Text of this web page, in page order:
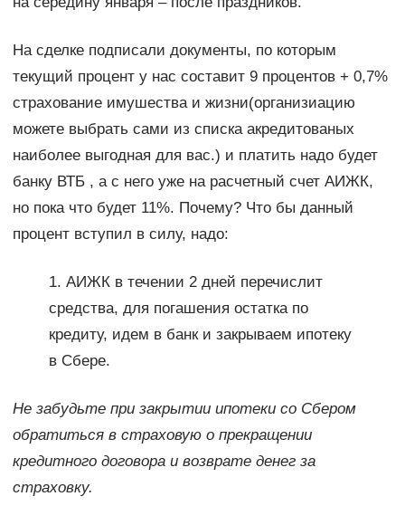
На сделке подписали документы, по которым
текущий процент у нас составит 9 процентов + 0,7%
страхование имушества и жизни(организиацию
можете выбрать сами из списка акредитованых
наиболее выгодная для вас.) и платить надо будет
банку ВТБ , а с него уже на расчетный счет АИЖК,
но пока что будет 11%. Почему? Что бы данный
процент вступил в силу, надо:
1. АИЖК в течении 2 дней перечислит
средства, для погашения остатка по
кредиту, идем в банк и закрываем ипотеку
в Сбере.
Не забудьте при закрытии ипотеки со Сбером
обратиться в страховую о прекращении
кредитного договора и возврате денег за
страховку.